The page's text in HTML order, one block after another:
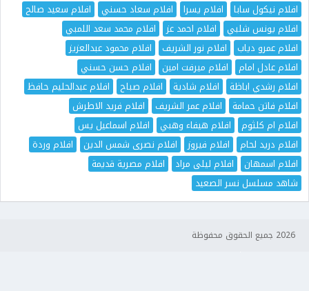
افلام نيكول سابا
افلام يسرا افلام سعاد حسني
افلام سعيد صالح
افلام يونس شلبي
افلام احمد عز
افلام محمد سعد اللمبي
افلام عمرو دياب
افلام نور الشريف
افلام محمود عبدالعزيز
افلام عادل امام
افلام ميرفت امين
افلام حسن حسني
افلام رشدي اباظة
افلام شادية افلام صباح
افلام عبدالحليم حافظ
افلام فاتن حمامة
افلام عمر الشريف
افلام فريد الاطرش
افلام ام كلثوم
افلام هيفاء وهبي
افلام اسماعيل يس
افلام دريد لحام
افلام فيروز افلام نصرى شمس الدين
افلام وردة
افلام اسمهان
افلام ليلى مراد
افلام مصرية قديمة
شاهد مسلسل نسر الصعيد
2026 جميع الحقوق محفوظة